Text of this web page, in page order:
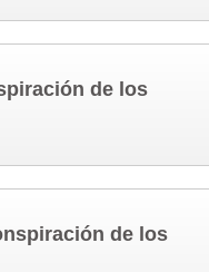
de los
de los